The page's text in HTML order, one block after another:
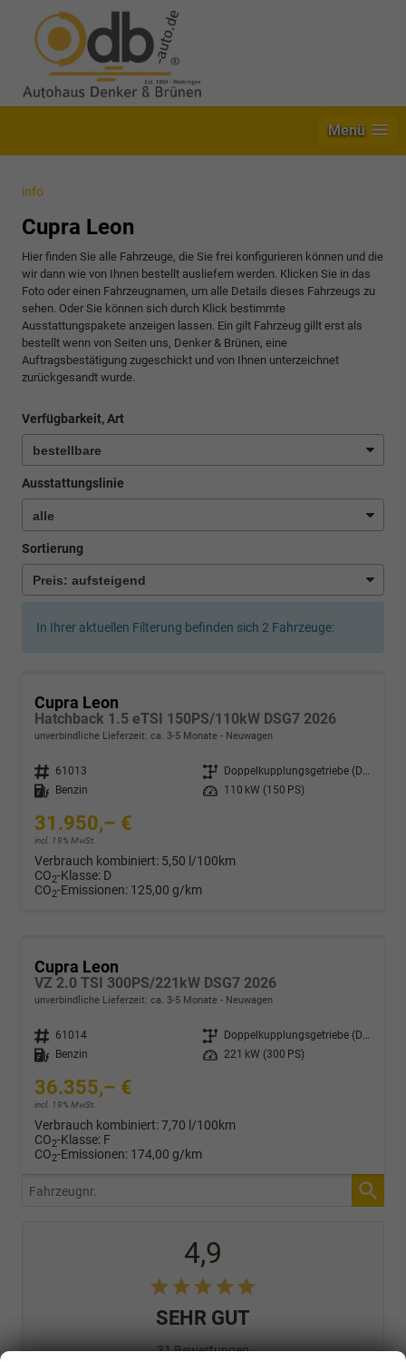
Menü
info
Cupra Leon
Hier finden Sie alle Fahrzeuge, die Sie frei konfigurieren können und die
wir dann wie von Ihnen bestellt ausliefern werden. Klicken Sie in das
Foto oder einen Fahrzeugnamen, um alle Details dieses Fahrzeugs zu
sehen. Oder Sie können sich durch Klick bestimmte
Ausstattungspakete anzeigen lassen. Ein gilt Fahrzeug gillt erst als
bestellt wenn von Seiten uns, Denker & Brünen, eine
Auftragsbestätigung zugeschickt und von Ihnen unterzeichnet
zurückgesandt wurde.
Verfügbarkeit, Art
Ausstattungslinie
Sortierung
In Ihrer aktuellen Filterung befinden sich 2 Fahrzeuge:
Cupra Leon
Hatchback 1.5 eTSI 150PS/110kW DSG7 2026
unverbindliche Lieferzeit: ca. 3-5 Monate Neuwagen
Fahrzeugnr. 61013 Getriebe
Doppelkupplungsgetriebe (DSG)
Kraftstoff
Benzin Leistung 110 kW (150 PS)
31.950,– €
incl. 19% MwSt.
Verbrauch kombiniert: 5,50 l/100km
CO2-Klasse: D
CO2-Emissionen: 125,00 g/km
Cupra Leon
VZ 2.0 TSI 300PS/221kW DSG7 2026
unverbindliche Lieferzeit: ca. 3-5 Monate Neuwagen
Fahrzeugnr. 61014 Getriebe
Doppelkupplungsgetriebe (DSG)
Kraftstoff
Benzin Leistung 221 kW (300 PS)
36.355,– €
incl. 19% MwSt.
Verbrauch kombiniert:7,70 l/100km
CO2-Klasse: F
CO2-Emissionen: 174,00 g/km
Fahrzeugnr.
4,9
SEHR GUT
31 Bewertungen